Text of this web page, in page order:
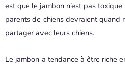
est que le jambon n’est pas
parents de chiens devraient quand
partager avec leurs chiens.
Le jambon a tendance à être riche